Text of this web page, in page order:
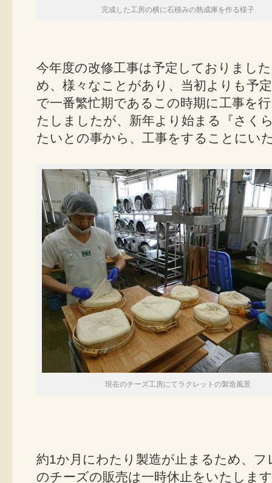
完成した工房の横に石積みの熟成庫を作る様子
今年度の改修工事は予定しておりまし
め、様々なことがあり、当初よりも予
で一番繁忙期であるこの時期に工事を
たしましたが、新年より始まる『さく
たいとの事から、工事をすることにい
現在のチーズ工房にてラクレットの製造風景
約1か月にわたり製造が止まるため、
のチーズの販売は一時休止をいたしま